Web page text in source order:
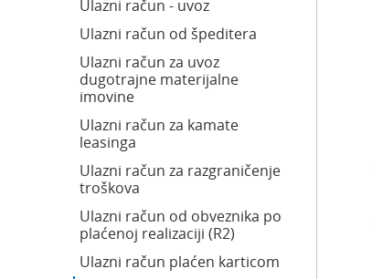
Ulazni račun - uvoz
Ulazni račun od špeditera
Ulazni račun za uvoz
dugotrajne materijalne
imovine
Ulazni račun za kamate
leasinga
Ulazni račun za razgraničenje
troškova
Ulazni račun od obveznika po
plaćenoj realizaciji (R2)
Ulazni račun plaćen karticom